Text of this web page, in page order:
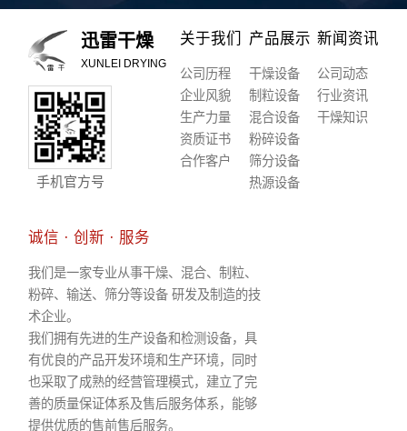
迅雷干燥
XUNLEI DRYING
手机官方号
关于我们
公司历程
企业风貌
生产力量
资质证书
合作客户
产品展示
干燥设备
制粒设备
混合设备
粉碎设备
筛分设备
热源设备
新闻资讯
公司动态
行业资讯
干燥知识
诚信 · 创新 · 服务
我们是一家专业从事干燥、混合、制粒、
粉碎、输送、筛分等设备 研发及制造的技
术企业。
我们拥有先进的生产设备和检测设备，具
有优良的产品开发环境和生产环境，同时
也采取了成熟的经营管理模式，建立了完
善的质量保证体系及售后服务体系，能够
提供优质的售前售后服务。